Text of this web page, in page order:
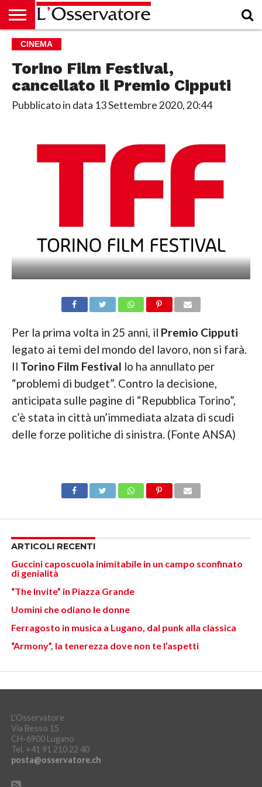
HOME
CULTURA
ECONOMIA
RUBRICHE
ARCHIVIO
PODCAST
ABBONAMENTO
CHI
ACCEDI
CINEMA
Torino Film Festival,
cancellato il Premio Cipputi
Pubblicato in data 13 Settembre 2020, 20:44
Per la prima volta in 25 anni, il Premio Cipputi
legato ai temi del mondo del lavoro, non si farà.
Il Torino Film Festival lo ha annullato per
“problemi di budget”. Contro la decisione,
anticipata sulle pagine di “Repubblica Torino”,
c’è stata in città un’immediata alzata di scudi
delle forze politiche di sinistra. (Fonte ANSA)
ARTICOLI RECENTI
Guccini caposcuola inimitabile in un campo sconfinato
di genialità
“The Invite” in Piazza Grande
Uomini che odiano le donne
Ferragosto in musica a Lugano, dal punk alla classica
“Armony”, la tenerezza dove non te l’aspetti
L'Osservatore
Via Besso 15
CH-6900 Lugano
Tel. +41 91 210 22 40
posta@osservatore.ch